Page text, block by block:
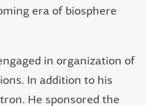
era of biosphere
in organization of
In addition to his
He sponsored the